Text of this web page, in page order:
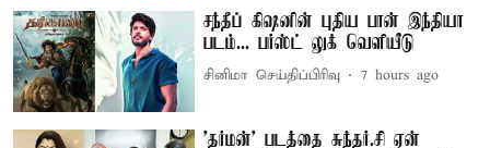
சந்தீப் கிஷனின் புதிய பான் இந்தியா
படம்... பர்ஸ்ட் லுக் வெளியீடு
சினிமா செய்திப்பிரிவு 7 hours ago
'தர்மன்' படத்தை சுந்தர்.சி ஏன்